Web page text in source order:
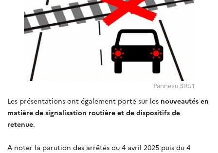
Panneau SR51
Les présentations ont également porté sur les nouveautés en
matière de signalisation routière et de dispositifs de
retenue.
A noter la parution des arrêtés du 4 avril 2025 puis du 4